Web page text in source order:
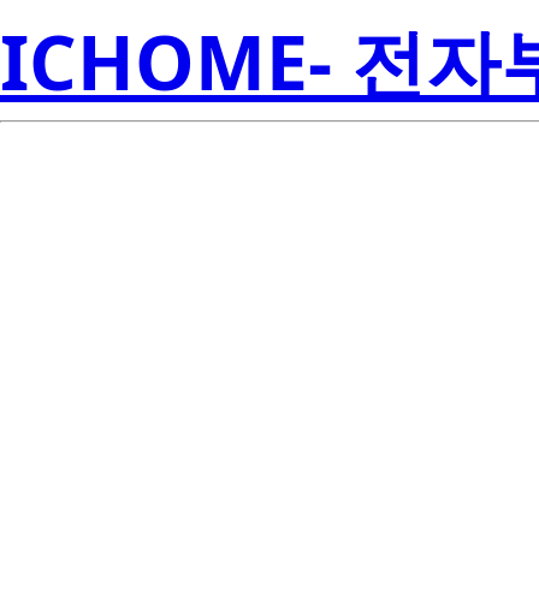
ICHOME- 전자